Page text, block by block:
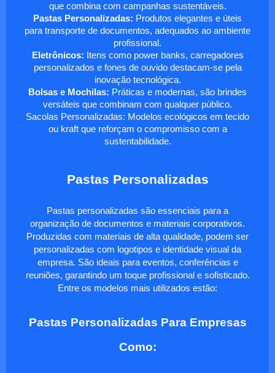
que combina com campanhas sustentáveis.
Pastas Personalizadas: Produtos elegantes e úteis
para transporte de documentos, adequados ao ambiente
profissional.
Eletrônicos: Itens como power banks, carregadores
personalizados e fones de ouvido destacam-se pela
inovação tecnológica.
Bolsas e Mochilas: Práticas e modernas, são brindes
versáteis que combinam com qualquer público.
Sacolas Personalizadas: Modelos ecológicos em tecido
ou kraft que reforçam o compromisso com a
sustentabilidade.
Pastas Personalizadas
Pastas personalizadas são essenciais para a
organização de documentos e materiais corporativos.
Produzidas com materiais de alta qualidade, podem ser
personalizadas com logotipos e identidade visual da
empresa. São ideais para eventos, conferências e
reuniões, garantindo um toque profissional e sofisticado.
Entre os modelos mais utilizados estão:
Pastas Personalizadas Para Empresas
Como: